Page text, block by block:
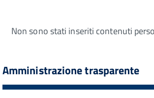
Non sono stati inseriti contenuti
Amministrazione trasparente